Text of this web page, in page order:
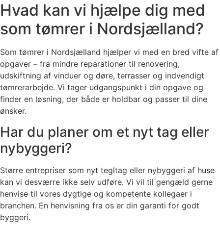
Hvad kan vi hjælpe dig med
som tømrer i Nordsjælland?
Som tømrer i Nordsjælland hjælper vi med en bred vifte af
opgaver – fra mindre reparationer til renovering,
udskiftning af vinduer og døre, terrasser og indvendigt
tømrerarbejde. Vi tager udgangspunkt i din opgave og
finder en løsning, der både er holdbar og passer til dine
ønsker.
Har du planer om et nyt tag eller
nybyggeri?
Større entrepriser som nyt tegltag eller nybyggeri af huse
kan vi desværre ikke selv udføre. Vi vil til gengæld gerne
henvise til vores dygtige og kompetente kollegaer i
branchen. En henvisning fra os er din garanti for godt
byggeri.